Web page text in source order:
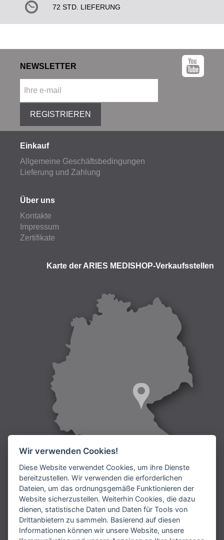
72 STD. LIEFERUNG
NEWSLETTER
REGISTRIEREN
Einkauf
Allgemeine Geschäftsbedingungen
Lieferung und Zahlung
Über uns
Kontakte
Impressum
Zertifikate
Karte der ARIES MEDISHOP-Verkaufsstellen
Lieferung:
Bezahlung:
Wir verwenden Cookies!
Diese Website verwendet Cookies, um ihre Dienste
bereitzustellen. Wir verwenden die erforderlichen
Dateien, um das ordnungsgemäße Funktionieren der
Website sicherzustellen. Weiterhin Cookies, die dazu
dienen, statistische Daten und Daten für Tools von
Drittanbietern zu sammeln. Basierend auf diesen
Informationen können wir unsere Website, unsere